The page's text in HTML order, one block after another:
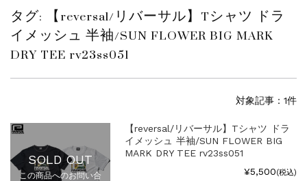
タグ: 【reversal/リバーサル】Tシャツ ドラ
イメッシュ 半袖/SUN FLOWER BIG MARK
DRY TEE rv23ss051
対象記事：1件
SOLD OUT
この商品へのお問い合
【reversal/リバーサル】Tシャツ ドラ
イメッシュ 半袖/SUN FLOWER BIG
MARK DRY TEE rv23ss051
¥5,500(税込)